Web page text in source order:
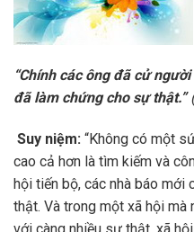
“Chính các ông đã cử
đã làm chứng cho sự thật.”
Suy niệm: “Không có một
cao cả hơn là tìm kiếm và
hội tiến bộ, các nhà báo
thật. Và trong một xã hội mà
với càng nhiều sự thật, xã